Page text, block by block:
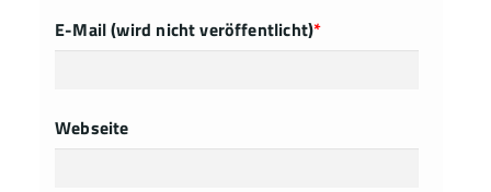
E-Mail (wird nicht veröffentlicht)*
Webseite